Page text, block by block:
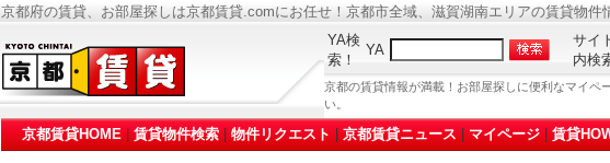
京都府の賃貸、お部屋探しは京都賃貸.comにお任せ！京都市全域、滋賀湖南エリアの賃貸物件
YA検
索！
YA
サイ
内検
京都の賃貸情報が満載！お部屋探しに便利なマイペ
い。
京都賃貸HOME
賃貸物件検索 物件リクエスト 京都賃貸ニュース マイページ 賃貸